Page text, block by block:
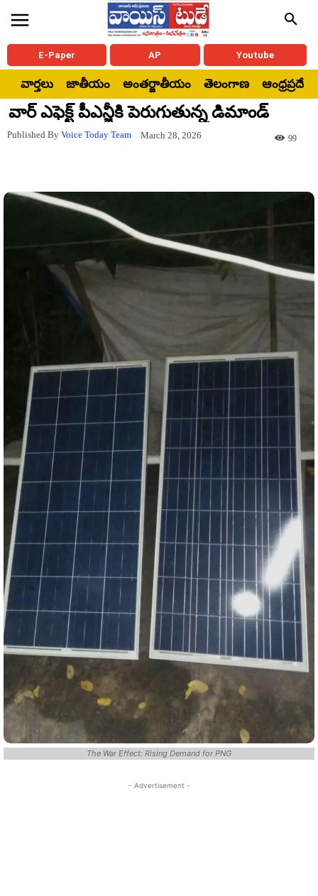
E-Paper AP Youtube
వార్తలు జాతీయం అంతర్జాతీయం తెలంగాణ ఆంధ్రప్రదేశ్
వార్ ఎఫెక్ట్ పీఎన్జీకి పెరుగుతున్న డిమాండ్
Published By Voice Today Team March 28, 2026 99
The War Effect: Rising Demand for PNG
- Advertisement -